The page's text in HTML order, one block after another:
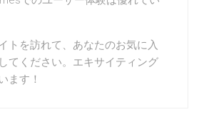
トを訪れて、あなたのお気に入
てください。エキサイティング
ます！